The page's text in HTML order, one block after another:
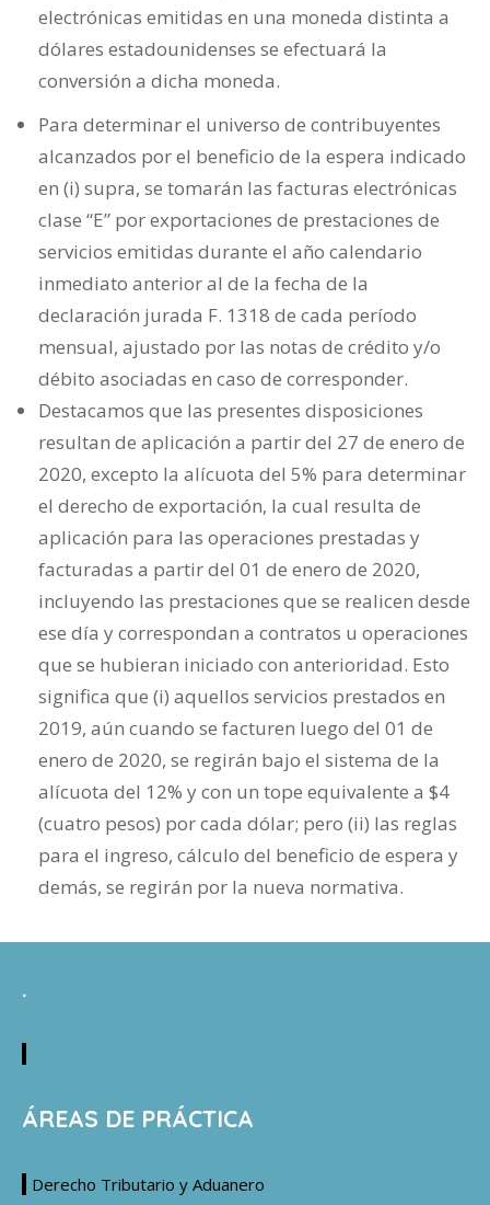
electrónicas emitidas en una moneda distinta a
dólares estadounidenses se efectuará la
conversión a dicha moneda.
Para determinar el universo de contribuyentes
alcanzados por el beneficio de la espera indicado
en (i) supra, se tomarán las facturas electrónicas
clase “E” por exportaciones de prestaciones de
servicios emitidas durante el año calendario
inmediato anterior al de la fecha de la
declaración jurada F. 1318 de cada período
mensual, ajustado por las notas de crédito y/o
débito asociadas en caso de corresponder.
Destacamos que las presentes disposiciones
resultan de aplicación a partir del 27 de enero de
2020, excepto la alícuota del 5% para determinar
el derecho de exportación, la cual resulta de
aplicación para las operaciones prestadas y
facturadas a partir del 01 de enero de 2020,
incluyendo las prestaciones que se realicen desde
ese día y correspondan a contratos u operaciones
que se hubieran iniciado con anterioridad. Esto
significa que (i) aquellos servicios prestados en
2019, aún cuando se facturen luego del 01 de
enero de 2020, se regirán bajo el sistema de la
alícuota del 12% y con un tope equivalente a $4
(cuatro pesos) por cada dólar; pero (ii) las reglas
para el ingreso, cálculo del beneficio de espera y
demás, se regirán por la nueva normativa.
.
ÁREAS DE PRÁCTICA
Derecho Tributario y Aduanero